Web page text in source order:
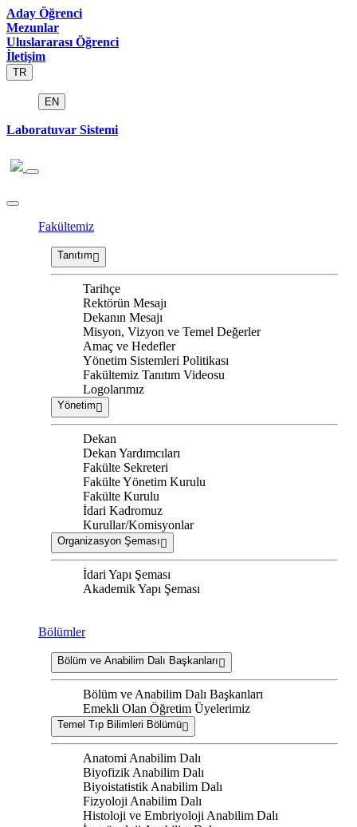
Aday Öğrenci
Mezunlar
Uluslararası Öğrenci
İletişim
TR
EN
Laboratuvar Sistemi
Fakültemiz
Tanıtım
Tarihçe
Rektörün Mesajı
Dekanın Mesajı
Misyon, Vizyon ve Temel Değerler
Amaç ve Hedefler
Yönetim Sistemleri Politikası
Fakültemiz Tanıtım Videosu
Logolarımız
Yönetim
Dekan
Dekan Yardımcıları
Fakülte Sekreteri
Fakülte Yönetim Kurulu
Fakülte Kurulu
İdari Kadromuz
Kurullar/Komisyonlar
Organizasyon Şeması
İdari Yapı Şeması
Akademik Yapı Şeması
Bölümler
Bölüm ve Anabilim Dalı Başkanları
Bölüm ve Anabilim Dalı Başkanları
Emekli Olan Öğretim Üyelerimiz
Temel Tıp Bilimleri Bölümü
Anatomi Anabilim Dalı
Biyofizik Anabilim Dalı
Biyoistatistik Anabilim Dalı
Fizyoloji Anabilim Dalı
Histoloji ve Embriyoloji Anabilim Dalı